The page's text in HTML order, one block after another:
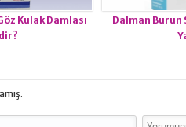
Kulak Damlası
Dalman Burun